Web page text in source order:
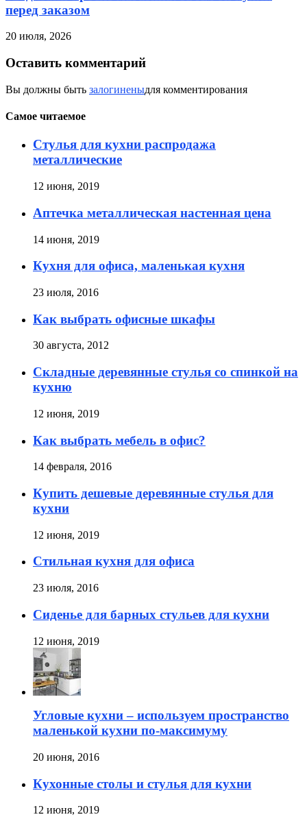
перед заказом
20 июля, 2026
Оставить комментарий
Вы должны быть залогиненыдля комментирования
Самое читаемое
Стулья для кухни распродажа
металлические
12 июня, 2019
Аптечка металлическая настенная цена
14 июня, 2019
Кухня для офиса, маленькая кухня
23 июля, 2016
Как выбрать офисные шкафы
30 августа, 2012
Складные деревянные стулья со спинкой на
кухню
12 июня, 2019
Как выбрать мебель в офис?
14 февраля, 2016
Купить дешевые деревянные стулья для
кухни
12 июня, 2019
Стильная кухня для офиса
23 июля, 2016
Сиденье для барных стульев для кухни
12 июня, 2019
Угловые кухни – используем пространство
маленькой кухни по-максимуму
20 июня, 2016
Кухонные столы и стулья для кухни
12 июня, 2019